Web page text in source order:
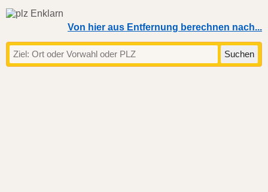
Von hier aus Entfernung berechnen nach...